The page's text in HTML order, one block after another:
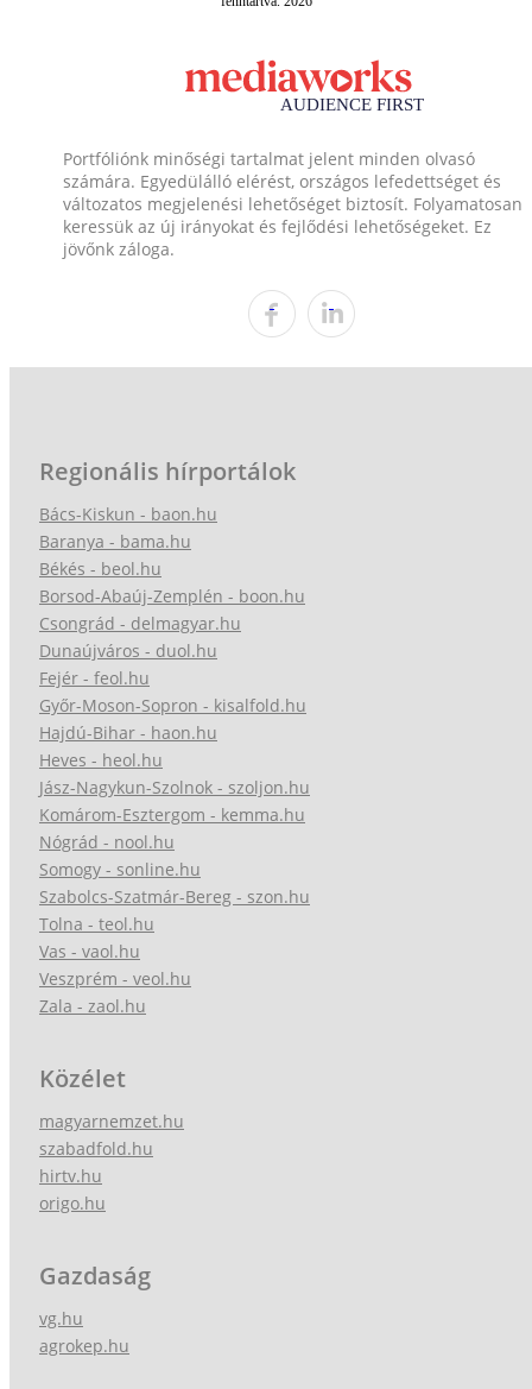
Portfóliónk minőségi tartalmat jelent minden olvasó
számára. Egyedülálló elérést, országos lefedettséget és
változatos megjelenési lehetőséget biztosít. Folyamatosan
keressük az új irányokat és fejlődési lehetőségeket. Ez
jövőnk záloga.
Regionális hírportálok
Bács-Kiskun - baon.hu
Baranya - bama.hu
Békés - beol.hu
Borsod-Abaúj-Zemplén - boon.hu
Csongrád - delmagyar.hu
Dunaújváros - duol.hu
Fejér - feol.hu
Győr-Moson-Sopron - kisalfold.hu
Hajdú-Bihar - haon.hu
Heves - heol.hu
Jász-Nagykun-Szolnok - szoljon.hu
Komárom-Esztergom - kemma.hu
Nógrád - nool.hu
Somogy - sonline.hu
Szabolcs-Szatmár-Bereg - szon.hu
Tolna - teol.hu
Vas - vaol.hu
Veszprém - veol.hu
Zala - zaol.hu
Közélet
magyarnemzet.hu
szabadfold.hu
hirtv.hu
origo.hu
Gazdaság
vg.hu
agrokep.hu